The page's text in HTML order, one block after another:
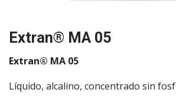
Extran® MA 05
Extran® MA 05
Líquido, alcalino, concentrado sin